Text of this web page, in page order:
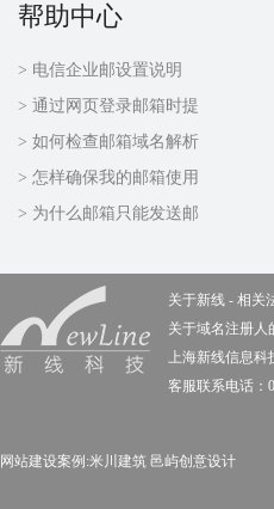
帮助中心
> 电信企业邮设置说明
> 通过网页登录邮箱时提
> 如何检查邮箱域名解析
> 怎样确保我的邮箱使用
> 为什么邮箱只能发送邮
关于新线 - 相关
关于域名注册人
上海新线信息科
客服联系电话：
网站建设案例:米川建筑 邑屿创意设计